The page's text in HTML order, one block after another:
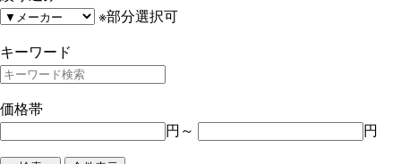
※部分選択可
キーワード
価格帯
円～
円